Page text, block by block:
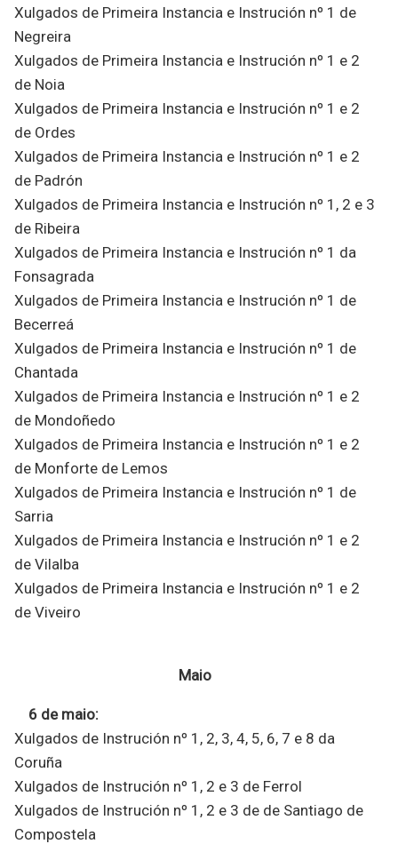
Xulgados de Primeira Instancia e Instrución nº 1 de
Negreira
Xulgados de Primeira Instancia e Instrución nº 1 e 2
de Noia
Xulgados de Primeira Instancia e Instrución nº 1 e 2
de Ordes
Xulgados de Primeira Instancia e Instrución nº 1 e 2
de Padrón
Xulgados de Primeira Instancia e Instrución nº 1, 2 e 3
de Ribeira
Xulgados de Primeira Instancia e Instrución nº 1 da
Fonsagrada
Xulgados de Primeira Instancia e Instrución nº 1 de
Becerreá
Xulgados de Primeira Instancia e Instrución nº 1 de
Chantada
Xulgados de Primeira Instancia e Instrución nº 1 e 2
de Mondoñedo
Xulgados de Primeira Instancia e Instrución nº 1 e 2
de Monforte de Lemos
Xulgados de Primeira Instancia e Instrución nº 1 de
Sarria
Xulgados de Primeira Instancia e Instrución nº 1 e 2
de Vilalba
Xulgados de Primeira Instancia e Instrución nº 1 e 2
de Viveiro
Maio
6 de maio:
Xulgados de Instrución nº 1, 2, 3, 4, 5, 6, 7 e 8 da
Coruña
Xulgados de Instrución nº 1, 2 e 3 de Ferrol
Xulgados de Instrución nº 1, 2 e 3 de de Santiago de
Compostela